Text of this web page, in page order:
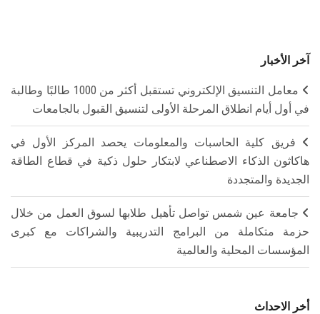
آخر الأخبار
معامل التنسيق الإلكتروني تستقبل أكثر من 1000 طالبًا وطالبة
في أول أيام انطلاق المرحلة الأولى لتنسيق القبول بالجامعات
فريق كلية الحاسبات والمعلومات يحصد المركز الأول في
هاكاثون الذكاء الاصطناعي لابتكار حلول ذكية في قطاع الطاقة
الجديدة والمتجددة
جامعة عين شمس تواصل تأهيل طلابها لسوق العمل من خلال
حزمة متكاملة من البرامج التدريبية والشراكات مع كبرى
المؤسسات المحلية والعالمية
أخر الاحداث